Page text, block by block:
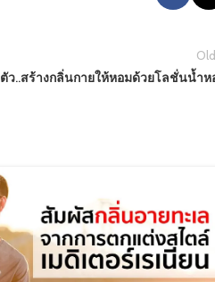
ว..สร้างกลิ่นกายให้หอมด้วยโลชั่นน้ำห